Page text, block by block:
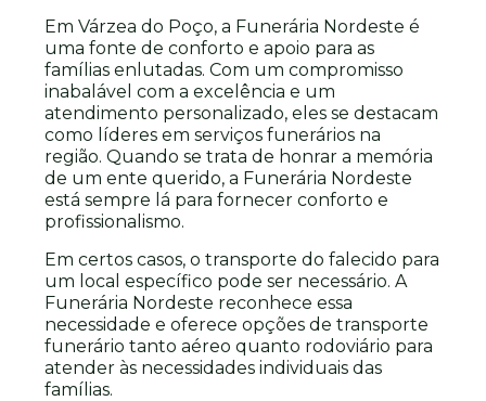
Em Várzea do Poço, a Funerária Nordeste é
uma fonte de conforto e apoio para as
famílias enlutadas. Com um compromisso
inabalável com a excelência e um
atendimento personalizado, eles se destacam
como líderes em serviços funerários na
região. Quando se trata de honrar a memória
de um ente querido, a Funerária Nordeste
está sempre lá para fornecer conforto e
profissionalismo.
Em certos casos, o transporte do falecido para
um local específico pode ser necessário. A
Funerária Nordeste reconhece essa
necessidade e oferece opções de transporte
funerário tanto aéreo quanto rodoviário para
atender às necessidades individuais das
famílias.